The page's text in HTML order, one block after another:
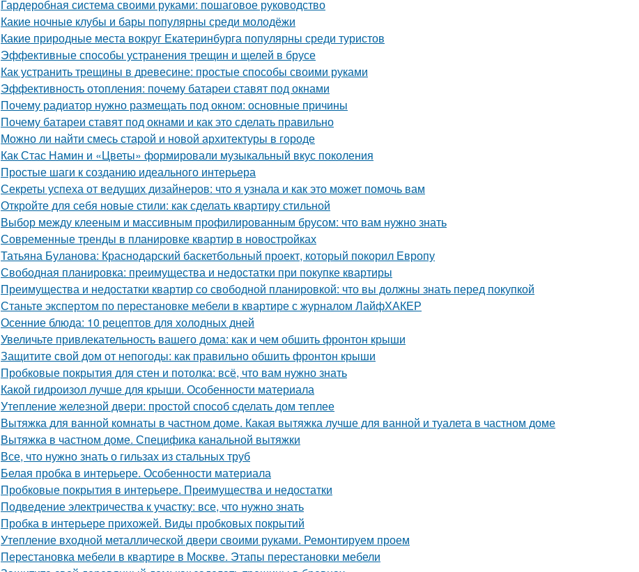
Гардеробная система своими руками: пошаговое руководство
Какие ночные клубы и бары популярны среди молодёжи
Какие природные места вокруг Екатеринбурга популярны среди туристов
Эффективные способы устранения трещин и щелей в брусе
Как устранить трещины в древесине: простые способы своими руками
Эффективность отопления: почему батареи ставят под окнами
Почему радиатор нужно размещать под окном: основные причины
Почему батареи ставят под окнами и как это сделать правильно
Можно ли найти смесь старой и новой архитектуры в городе
Как Стас Намин и «Цветы» формировали музыкальный вкус поколения
Простые шаги к созданию идеального интерьера
Секреты успеха от ведущих дизайнеров: что я узнала и как это может помочь вам
Откройте для себя новые стили: как сделать квартиру стильной
Выбор между клееным и массивным профилированным брусом: что вам нужно знать
Современные тренды в планировке квартир в новостройках
Татьяна Буланова: Краснодарский баскетбольный проект, который покорил Европу
Свободная планировка: преимущества и недостатки при покупке квартиры
Преимущества и недостатки квартир со свободной планировкой: что вы должны знать перед покупкой
Станьте экспертом по перестановке мебели в квартире с журналом ЛайфХАКЕР
Осенние блюда: 10 рецептов для холодных дней
Увеличьте привлекательность вашего дома: как и чем обшить фронтон крыши
Защитите свой дом от непогоды: как правильно обшить фронтон крыши
Пробковые покрытия для стен и потолка: всё, что вам нужно знать
Какой гидроизол лучше для крыши. Особенности материала
Утепление железной двери: простой способ сделать дом теплее
Вытяжка для ванной комнаты в частном доме. Какая вытяжка лучше для ванной и туалета в частном доме
Вытяжка в частном доме. Специфика канальной вытяжки
Все, что нужно знать о гильзах из стальных труб
Белая пробка в интерьере. Особенности материала
Пробковые покрытия в интерьере. Преимущества и недостатки
Подведение электричества к участку: все, что нужно знать
Пробка в интерьере прихожей. Виды пробковых покрытий
Утепление входной металлической двери своими руками. Ремонтируем проем
Перестановка мебели в квартире в Москве. Этапы перестановки мебели